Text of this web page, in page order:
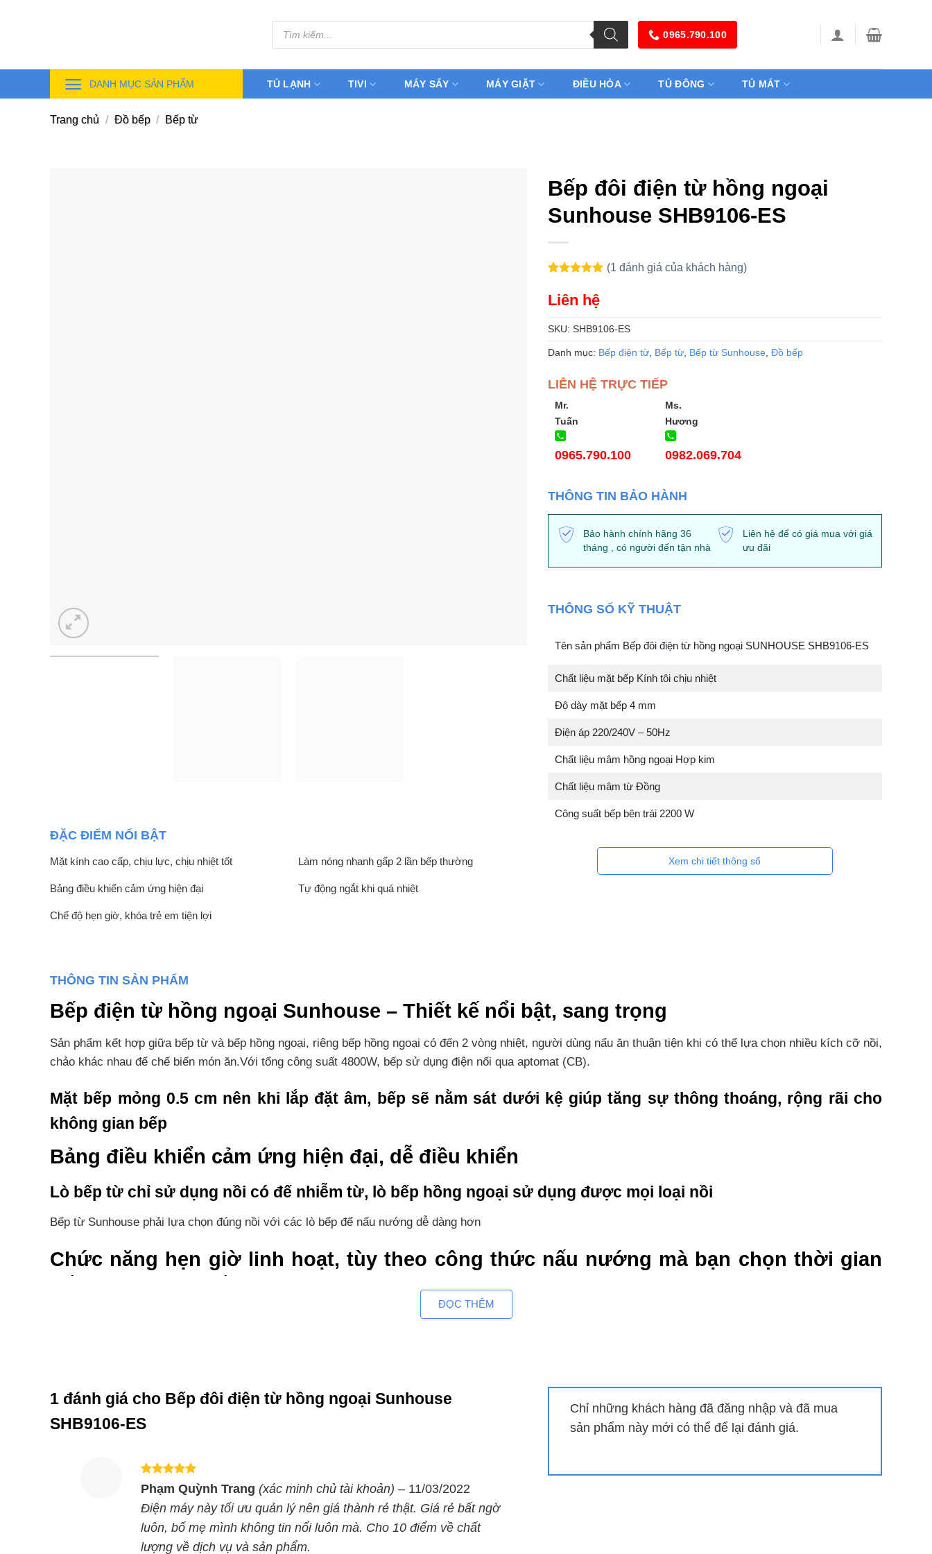
Tìm
kiếm
sản
0965.790.100
DANH MỤC SẢN PHẨM TỦ LẠNH TIVI MÁY SẤY MÁY GIẶT ĐIỀU HÒA TỦ ĐÔNG TỦ MÁT
Trang chủ / Đồ bếp / Bếp từ
ĐẶC ĐIỂM NỔI BẬT
Mặt kính cao cấp, chịu lực, chịu nhiệt tốt Làm nóng nhanh gấp 2 lần bếp thường
Bảng điều khiển cảm ứng hiện đại Tự động ngắt khi quá nhiệt
Chế độ hẹn giờ, khóa trẻ em tiện lợi
Bếp đôi điện từ hồng ngoại
Sunhouse SHB9106-ES
dựa trên
đánh giá
(1 đánh giá của khách hàng)
Liên hệ
SKU: SHB9106-ES
Danh mục: Bếp điện từ, Bếp từ, Bếp từ Sunhouse, Đồ bếp
LIÊN HỆ TRỰC TIẾP
Mr.
Tuấn
0965.790.100
Ms.
Hương
0982.069.704
THÔNG TIN BẢO HÀNH
Bảo hành chính hãng 36
tháng , có người đến tận nhà
Liên hệ để có giá mua với giá
ưu đãi
THÔNG SỐ KỸ THUẬT
Tên sản phẩm Bếp đôi điện từ hồng ngoại SUNHOUSE SHB9106-ES
Chất liệu mặt bếp Kính tôi chịu nhiệt
Độ dày mặt bếp 4 mm
Điện áp 220/240V – 50Hz
Chất liệu mâm hồng ngoại Hợp kim
Chất liệu mâm từ Đồng
Công suất bếp bên trái 2200 W
Xem chi tiết thông số
THÔNG TIN SẢN PHẨM
Bếp điện từ hồng ngoại Sunhouse – Thiết kế nổi bật, sang trọng
Sản phẩm kết hợp giữa bếp từ và bếp hồng ngoại, riêng bếp hồng ngoại có đến 2 vòng nhiệt, người dùng nấu ăn thuận tiện khi có thể lựa chọn nhiều kích cỡ nồi,
chảo khác nhau để chế biến món ăn.Với tổng công suất 4800W, bếp sử dụng điện nối qua aptomat (CB).
Mặt bếp mỏng 0.5 cm nên khi lắp đặt âm, bếp sẽ nằm sát dưới kệ giúp tăng sự thông thoáng, rộng rãi cho
không gian bếp
Bảng điều khiển cảm ứng hiện đại, dễ điều khiển
Lò bếp từ chỉ sử dụng nồi có đế nhiễm từ, lò bếp hồng ngoại sử dụng được mọi loại nồi
Bếp từ Sunhouse phải lựa chọn đúng nồi với các lò bếp để nấu nướng dễ dàng hơn
Chức năng hẹn giờ linh hoạt, tùy theo công thức nấu nướng mà bạn chọn thời gian
Mặt bếp bằng kính Schott sáng bóng, chịu nhiệt tốt, hạn chế trầy xước giúp tăng tuổi
Trang bị khóa bảng điều khiển khi sử dụng để khóa toàn bộ bàn phím, người dùng có lỡ tay bấm vào các phím cũng không thay đổi được các cài đặt trước đó.
Nhờ đó, quá trình nấu của món ăn không bị ảnh hưởng, đảm bảo an toàn cho người nội trợ.Tính năng tự ngắt điện khi nóng quá tải giúp kéo dài tuổi thọ cho bếp
Cùng Chủ Đề:
ĐỌC THÊM
1 đánh giá cho Bếp đôi điện từ hồng ngoại Sunhouse
SHB9106-ES
Được xếp
hạng55
sao
Phạm Quỳnh Trang (xác minh chủ tài khoản) – 11/03/2022
Điện máy này tối ưu quản lý nên giá thành rẻ thật. Giá rẻ bất ngờ
luôn, bố mẹ mình không tin nổi luôn mà. Cho 10 điểm về chất
lượng về dịch vụ và sản phẩm.
Chỉ những khách hàng đã đăng nhập và đã mua
sản phẩm này mới có thể để lại đánh giá.